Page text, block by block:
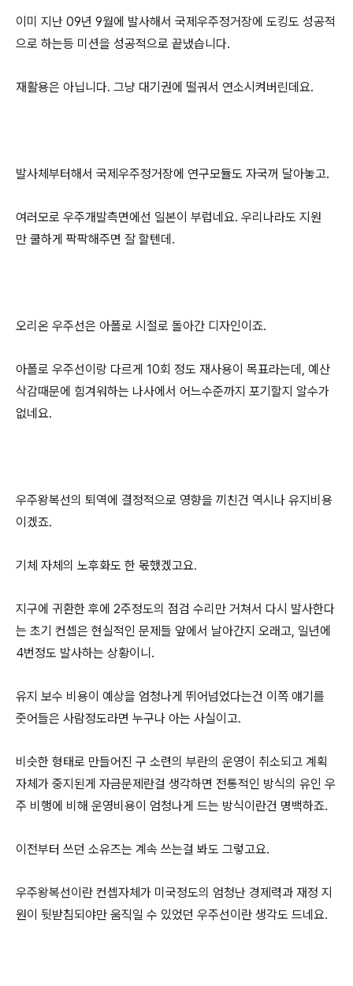
이미 지난 09년 9월에 발사해서 국제우주정거장에 도킹도 성공적
으로 하는등 미션을 성공적으로 끝냈습니다.
재활용은 아닙니다. 그냥 대기권에 떨궈서 연소시켜버린데요.
발사체부터해서 국제우주정거장에 연구모듈도 자국꺼 달아놓고.
여러모로 우주개발측면에선 일본이 부럽네요. 우리나라도 지원
만 쿨하게 팍팍해주면 잘 할텐데.
오리온 우주선은 아폴로 시절로 돌아간 디자인이죠.
아폴로 우주선이랑 다르게 10회 정도 재사용이 목표라는데, 예산
삭감때문에 힘겨워하는 나사에서 어느수준까지 포기할지 알수가
없네요.
우주왕복선의 퇴역에 결정적으로 영향을 끼친건 역시나 유지비용
이겠죠.
기체 자체의 노후화도 한 몫했겠고요.
지구에 귀환한 후에 2주정도의 점검 수리만 거쳐서 다시 발사한다
는 초기 컨셉은 현실적인 문제들 앞에서 날아간지 오래고, 일년에
4번정도 발사하는 상황이니.
유지 보수 비용이 예상을 엄청나게 뛰어넘었다는건 이쪽 얘기를
줏어들은 사람정도라면 누구나 아는 사실이고.
비슷한 형태로 만들어진 구 소련의 부란의 운영이 취소되고 계획
자체가 중지된게 자금문제란걸 생각하면 전통적인 방식의 유인 우
주 비행에 비해 운영비용이 엄청나게 드는 방식이란건 명백하죠.
이전부터 쓰던 소유즈는 계속 쓰는걸 봐도 그렇고요.
우주왕복선이란 컨셉자체가 미국정도의 엄청난 경제력과 재정 지
원이 뒷받침되야만 움직일 수 있었던 우주선이란 생각도 드네요.